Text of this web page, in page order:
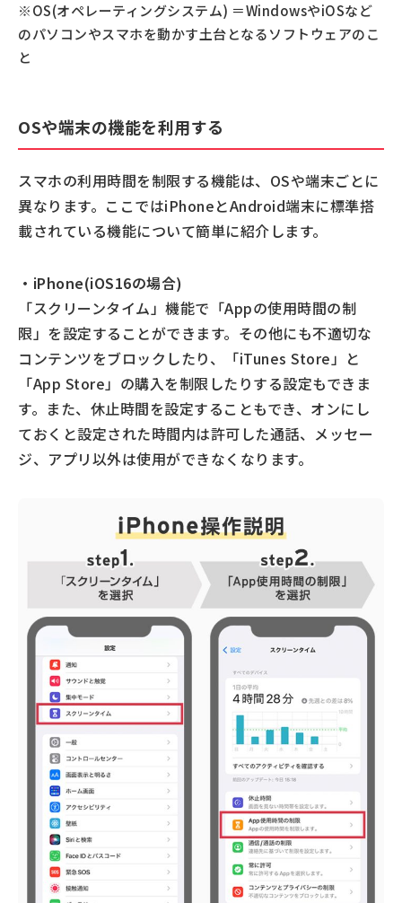
※OS(オペレーティングシステム) ＝WindowsやiOSなど
のパソコンやスマホを動かす土台となるソフトウェアのこ
と
OSや端末の機能を利用する
スマホの利用時間を制限する機能は、OSや端末ごとに
異なります。ここではiPhoneとAndroid端末に標準搭
載されている機能について簡単に紹介します。
・iPhone(iOS16の場合)
「スクリーンタイム」機能で「Appの使用時間の制
限」を設定することができます。その他にも不適切な
コンテンツをブロックしたり、「iTunes Store」と
「App Store」の購入を制限したりする設定もできま
す。また、休止時間を設定することもでき、オンにし
ておくと設定された時間内は許可した通話、メッセー
ジ、アプリ以外は使用ができなくなります。